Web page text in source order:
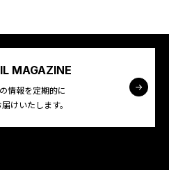
MAGAZINE
情報を定期的に
けいたします。